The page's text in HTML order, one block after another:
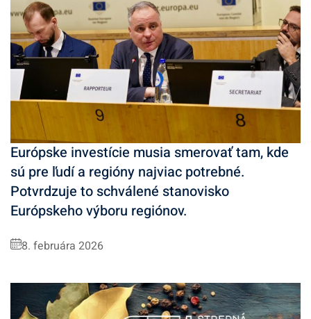
Európske investície musia smerovať tam, kde
sú pre ľudí a regióny najviac potrebné.
Potvrdzuje to schválené stanovisko
Európskeho výboru regiónov.
8. februára 2026